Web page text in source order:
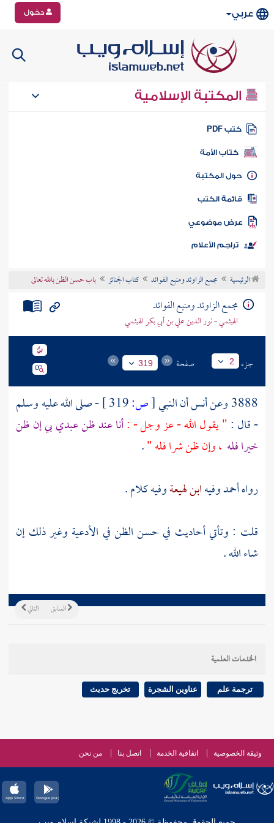
عربي دخول
المكتبة الإسلامية
كتب PDF
كتاب الأمة
المكتبة
الكتب
موضوعي
تراجم الأعلام
الرئيسية مجمع الزاوئد ومنبع الفوائد كتاب الجنائز باب حسن الظن بالله تعالى
مجمع الزاوئد ومنبع الفوائد
الهيثمي - نور الدين علي بن أبي بكر الهيثمي
جزء 2 صفحة 319
3888 وعن أنسأن النبي[ص:
- صلى الله عليه وسلم
- قال :" يقول الله - عز وجل - :أنا عند ظن عبدي بي إن ظن
خيرا فله ، وإن ظن شرا فله ".
رواهأحمدوفيهابن لهيعةوفيه كلام .
قلت : وتأتي أحاديث في حسن الظن في الأدعية وغير ذلك إن
شاء الله .
التالي السابق
الخدمات العلمية
ترجمة علم عناوين الشجرة تخريج حديث
وثيقة الخصوصية اتفاقية الخدمة اتصل بنا من نحن